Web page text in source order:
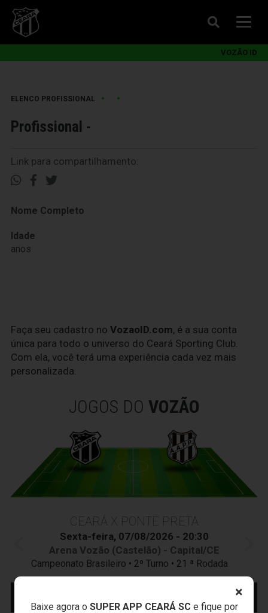
×
Baixe agora o SUPER APP CEARÁ SCe fique por
VOZÃO ID
ELENCO PROFISSIONAL • •
Profissional -
Link para compartilhamento:
Nome Completo
Idade
anos
Faça seu cadastro no VozaoID.com, é a sua conta
única para todo o universo do Ceará Sporting Club.
Com ela, você terá uma experiência cada vez mais
personalizada.
JOGOS DO VOZÃO
CEARÁ X PONTE PRETA
Sexta-feira, 07/08/2026 - 20:30
Arena Vozão (Castelão) - Capital/CE
Campeonato Brasileiro • 2º Turno • 21 ª Rodada
INGRESSO